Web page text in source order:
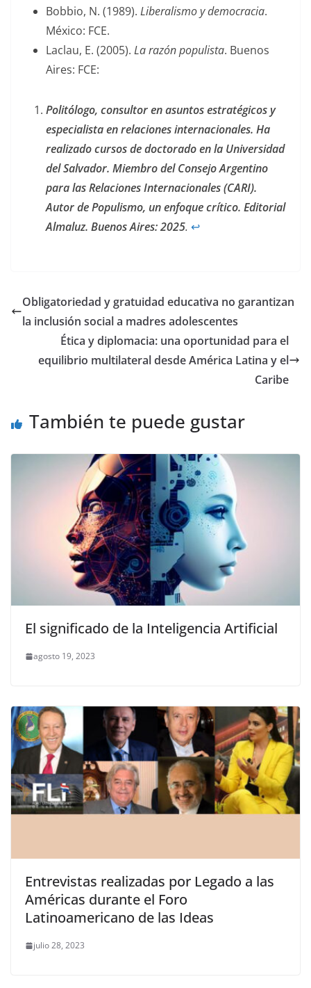
Bobbio, N. (1989). Liberalismo y democracia.
México: FCE.
Laclau, E. (2005). La razón populista. Buenos
Aires: FCE:
Politólogo, consultor en asuntos estratégicos y
especialista en relaciones internacionales. Ha
realizado cursos de doctorado en la Universidad
del Salvador. Miembro del Consejo Argentino
para las Relaciones Internacionales (CARI).
Autor dePopulismo, un enfoque crítico. Editorial
Almaluz. Buenos Aires: 2025. ↩︎
Obligatoriedad y gratuidad educativa no garantizan
la inclusión social a madres adolescentes
Ética y diplomacia: una oportunidad para el
equilibrio multilateral desde América Latina y el
Caribe
También te puede gustar
El significado de la Inteligencia Artificial
agosto 19, 2023
Entrevistas realizadas por Legado a las
Américas durante el Foro
Latinoamericano de las Ideas
julio 28, 2023